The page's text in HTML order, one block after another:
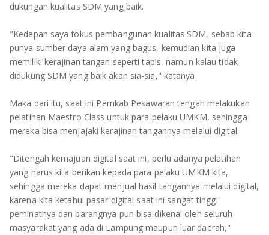
WAY KANAN
PRINGSEWU
dukungan kualitas SDM yang baik.
"Kedepan saya fokus pembangunan kualitas SDM, sebab kita
punya sumber daya alam yang bagus, kemudian kita juga
memiliki kerajinan tangan seperti tapis, namun kalau tidak
didukung SDM yang baik akan sia-sia," katanya.
Maka dari itu, saat ini Pemkab Pesawaran tengah melakukan
pelatihan Maestro Class untuk para pelaku UMKM, sehingga
mereka bisa menjajaki kerajinan tangannya melalui digital.
"Ditengah kemajuan digital saat ini, perlu adanya pelatihan
yang harus kita berikan kepada para pelaku UMKM kita,
sehingga mereka dapat menjual hasil tangannya melalui digital,
karena kita ketahui pasar digital saat ini sangat tinggi
peminatnya dan barangnya pun bisa dikenal oleh seluruh
masyarakat yang ada di Lampung maupun luar daerah,"